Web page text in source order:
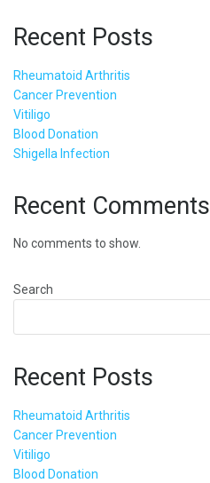
Recent Posts
Rheumatoid Arthritis
Cancer Prevention
Vitiligo
Blood Donation
Shigella Infection
Recent Comments
No comments to show.
Search
Recent Posts
Rheumatoid Arthritis
Cancer Prevention
Vitiligo
Blood Donation